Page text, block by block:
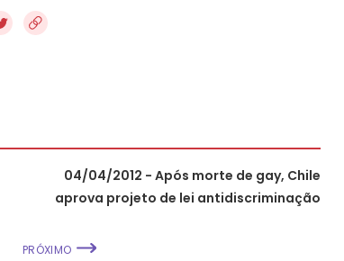
04/04/2012 - Após morte de gay, Chile
aprova projeto de lei antidiscriminação
PRÓXIMO